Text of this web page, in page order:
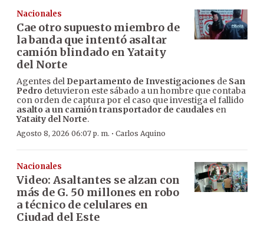
Nacionales
Cae otro supuesto miembro de
la banda que intentó asaltar
camión blindado en Yataity
del Norte
Agentes del Departamento de Investigaciones de San
Pedro detuvieron este sábado a un hombre que contaba
con orden de captura por el caso que investiga el fallido
asalto a un camión transportador de caudales en
Yataity del Norte.
Agosto 8, 2026 06:07 p. m. · Carlos Aquino
Nacionales
Video: Asaltantes se alzan con
más de G. 50 millones en robo
a técnico de celulares en
Ciudad del Este